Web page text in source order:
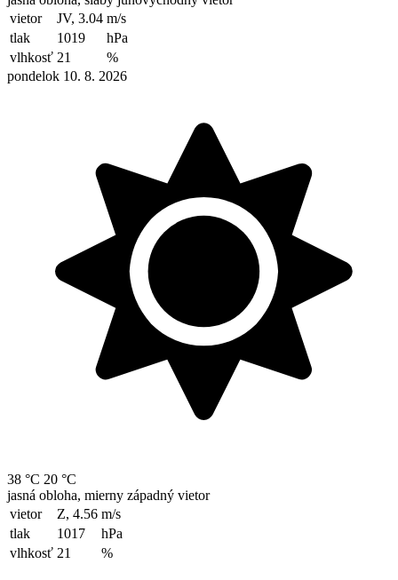
vietor
JV, 3.04 m/s
tlak
1019
hPa
vlhkosť 21
%
pondelok 10. 8. 2026
38 °C 20 °C
jasná obloha, mierny západný vietor
vietor
Z, 4.56 m/s
tlak
1017
hPa
vlhkosť 21 %